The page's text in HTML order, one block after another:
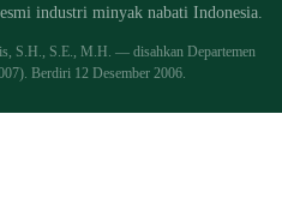
industri minyak nabati Indonesia.
S.H., S.E., M.H. — disahkan Departemen
Berdiri 12 Desember 2006.